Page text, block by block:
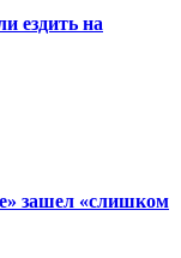
ездить на
зашел «слишком